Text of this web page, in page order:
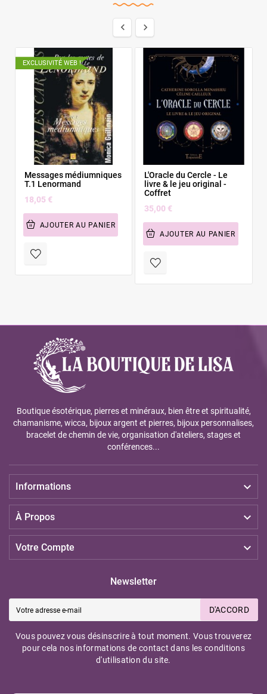
 
EXCLUSIVITÉ WEB !
Messages médiumniques
T.1 Lenormand
18,05 €
AJOUTER AU PANIER
L'Oracle du Cercle - Le
livre & le jeu original -
Coffret
35,00 €
AJOUTER AU PANIER
Boutique ésotérique, pierres et minéraux, bien être et spiritualité,
chamanisme, wicca, bijoux argent et pierres, bijoux personnalises,
bracelet de chemin de vie, organisation d'ateliers, stages et
conférences...
Informations 
À Propos 
Votre Compte 
Newsletter
D'ACCORD
Vous pouvez vous désinscrire à tout moment. Vous trouverez
pour cela nos informations de contact dans les conditions
d'utilisation du site.